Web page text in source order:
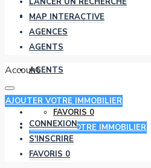
AGENCES
AGENTS
FAVORIS 0
AJOUTER VOTRE IMMOBILIER
MAP INTERACTIVE
AGENCES
AGENTS
Account
AJOUTER VOTRE IMMOBILIER
CONNEXION
S'INSCRIRE
FAVORIS 0